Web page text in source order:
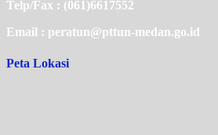
Telp/Fax : (061)6617552
Email : peratun@pttun-medan.go.id
Peta Lokasi